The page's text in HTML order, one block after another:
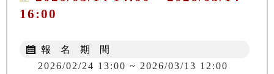
16:00
報 名 期 間
2026/02/24 13:00 ~ 2026/03/13 12:00